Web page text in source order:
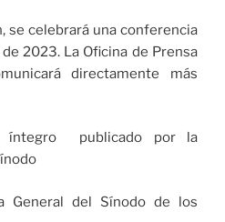
se celebrará una conferencia
2023. La Oficina de Prensa
directamente más
íntegro publicado por la
General del Sínodo de los